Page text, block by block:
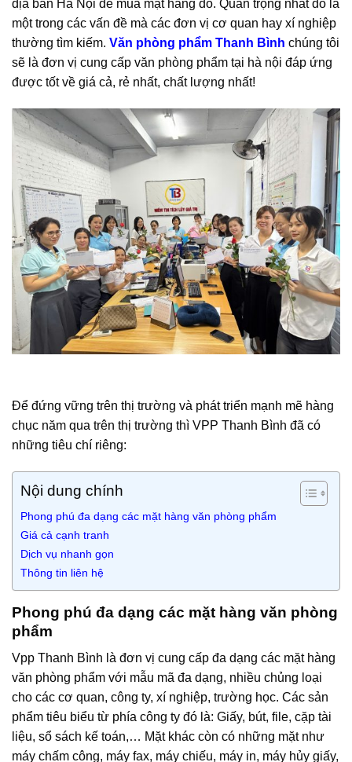
địa bàn Hà Nội để mua mặt hàng đó. Quan trọng nhất đó là
một trong các vấn đề mà các đơn vị cơ quan hay xí nghiệp
thường tìm kiếm. Văn phòng phẩm Thanh Bình chúng tôi
sẽ là đơn vị cung cấp văn phòng phẩm tại hà nội đáp ứng
được tốt về giá cả, rẻ nhất, chất lượng nhất!
Để đứng vững trên thị trường và phát triển mạnh mẽ hàng
chục năm qua trên thị trường thì VPP Thanh Bình đã có
những tiêu chí riêng:
Nội dung chính
Phong phú đa dạng các mặt hàng văn phòng phẩm
Giá cả cạnh tranh
Dịch vụ nhanh gọn
Thông tin liên hệ
Phong phú đa dạng các mặt hàng văn phòng
phẩm
Vpp Thanh Bình là đơn vị cung cấp đa dạng các mặt hàng
văn phòng phẩm với mẫu mã đa dạng, nhiều chủng loại
cho các cơ quan, công ty, xí nghiệp, trường học. Các sản
phẩm tiêu biểu từ phía công ty đó là: Giấy, bút, file, cặp tài
liệu, sổ sách kế toán,… Mặt khác còn có những mặt như
máy chấm công, máy fax, máy chiếu, máy in, máy hủy giấy,